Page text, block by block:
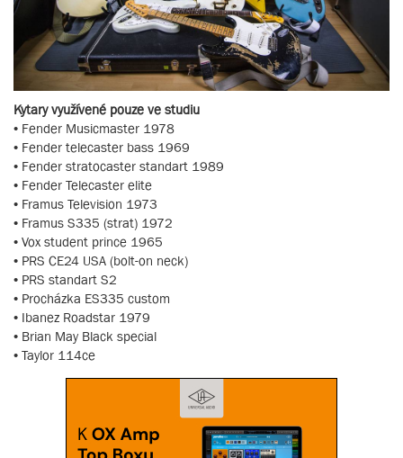
Kytary využívené pouze ve studiu
• Fender Musicmaster 1978
• Fender telecaster bass 1969
• Fender stratocaster standart 1989
• Fender Telecaster elite
• Framus Television 1973
• Framus S335 (strat) 1972
• Vox student prince 1965
• PRS CE24 USA (bolt-on neck)
• PRS standart S2
• Procházka ES335 custom
• Ibanez Roadstar 1979
• Brian May Black special
• Taylor 114ce